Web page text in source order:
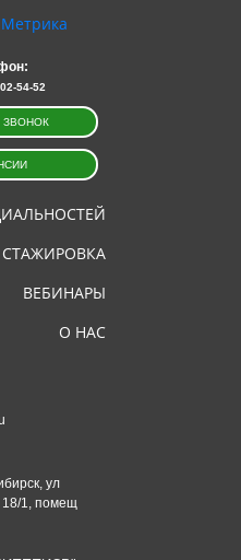
СТАЖИРОВКА
ВЕБИНАРЫ
О НАС
ул
1, помещ
54-52
ЗВОНОК